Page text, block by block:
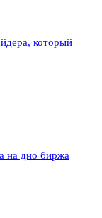
который
на дно биржа